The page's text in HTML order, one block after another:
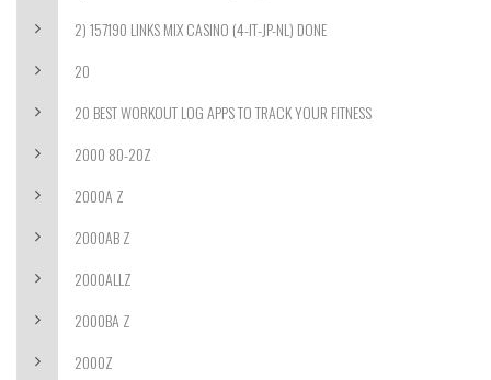
2) 157190 LINKS MIX CASINO (4-IT-JP-NL) DONE
20
20 BEST WORKOUT LOG APPS TO TRACK YOUR FITNESS
2000 80-20Z
2000A Z
2000AB Z
2000ALLZ
2000BA Z
2000Z